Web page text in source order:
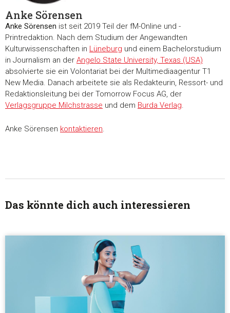
Diese Webseite verwendet Cookies
Wir verwenden Cookies, um Inhalte und Anzeigen zu
personalisieren, Funktionen für soziale Medien anbieten zu
und die Zugriffe auf unsere Website zu analysieren.
geben wir Informationen zu Ihrer Verwendung unserer
unsere Partner für soziale Medien, Werbung und Analysen
Unsere Partner führen diese Informationen möglicherweise
weiteren Daten zusammen, die Sie ihnen bereitgestellt
Alle akzeptieren
Anke Sörensen
Anke Sörensen ist seit 2019 Teil der fM-Online und -
Printredaktion. Nach dem Studium der Angewandten
Kulturwissenschaften in Lüneburg und einem Bachelorstudium
in Journalism an der Angelo State University, Texas (USA)
absolvierte sie ein Volontariat bei der Multimediaagentur T1
New Media. Danach arbeitete sie als Redakteurin, Ressort- und
Redaktionsleitung bei der Tomorrow Focus AG, der
Verlagsgruppe Milchstrasse und dem Burda Verlag.
Anke Sörensen kontaktieren.
Das könnte dich auch interessieren